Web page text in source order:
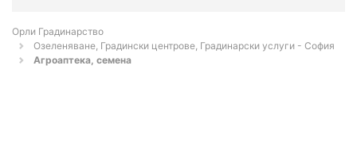
Орли Градинарство
Озеленяване, Градински центрове, Градинарски услуги - София
Агроаптека, семена